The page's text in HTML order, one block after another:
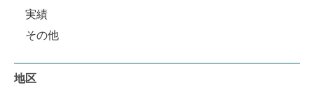
実績
その他
地区